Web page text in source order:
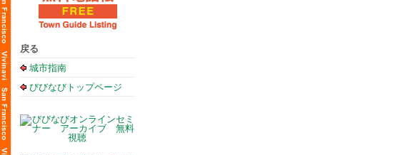
戻る
城市指南
びびなびトップページ